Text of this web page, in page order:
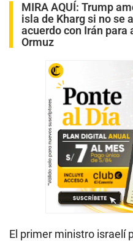
MIRA AQUÍ: Trump
isla de Kharg si no se
acuerdo con Irán para
Ormuz
El primer ministro israelí